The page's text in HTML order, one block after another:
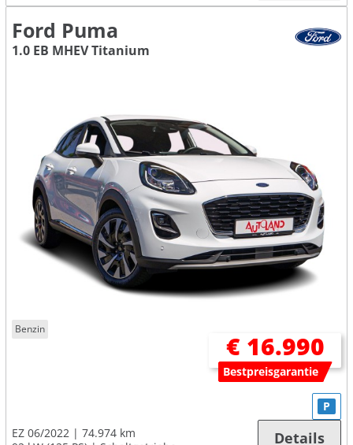
Ford Puma
1.0 EB MHEV Titanium
Benzin
€ 16.990
Bestpreisgarantie
EZ 06/2022
74.974 km
P
Details